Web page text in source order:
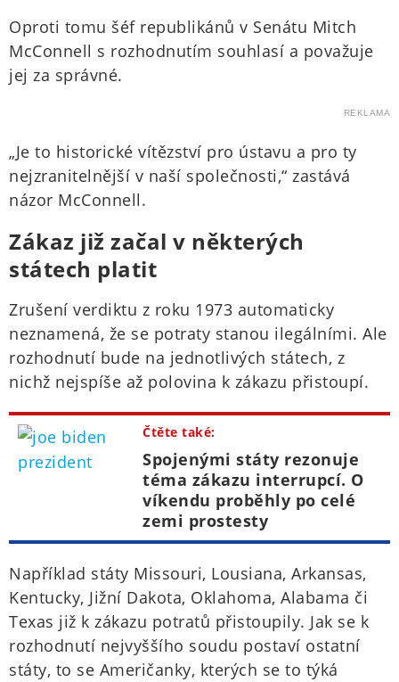
Oproti tomu šéf republikánů v Senátu Mitch
McConnell s rozhodnutím souhlasí a považuje
jej za správné.
REKLAMA
„Je to historické vítězství pro ústavu a pro ty
nejzranitelnější v naší společnosti,“ zastává
názor McConnell.
Zákaz již začal v některých
státech platit
Zrušení verdiktu z roku 1973 automaticky
neznamená, že se potraty stanou ilegálními. Ale
rozhodnutí bude na jednotlivých státech, z
nichž nejspíše až polovina k zákazu přistoupí.
Čtěte také:
Spojenými státy rezonuje
téma zákazu interrupcí. O
víkendu proběhly po celé
zemi prostesty
Například státy Missouri, Lousiana, Arkansas,
Kentucky, Jižní Dakota, Oklahoma, Alabama či
Texas již k zákazu potratů přistoupily. Jak se k
rozhodnutí nejvyššího soudu postaví ostatní
státy, to se Američanky, kterých se to týká